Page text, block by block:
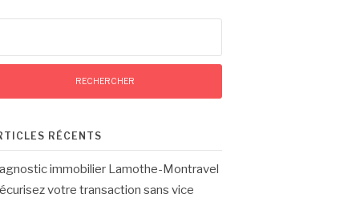
RÉCENTS
immobilier Lamothe-Montravel
votre transaction sans vice